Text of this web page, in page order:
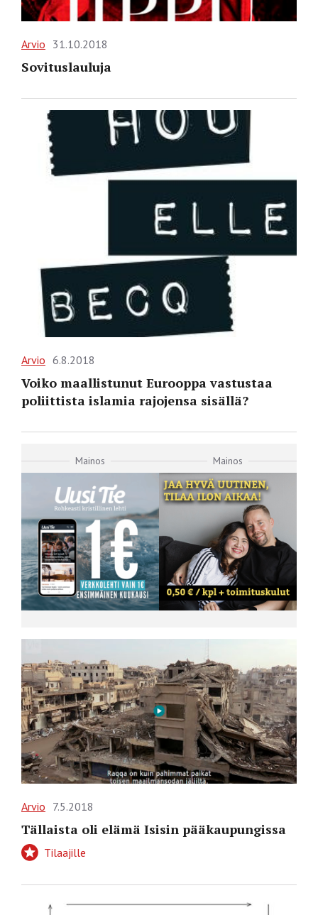
Arvio 31.10.2018
Sovituslauluja
Arvio 6.8.2018
Voiko maallistunut Eurooppa vastustaa
poliittista islamia rajojensa sisällä?
Mainos Mainos
Arvio 7.5.2018
Tällaista oli elämä Isisin pääkaupungissa
Tilaajille